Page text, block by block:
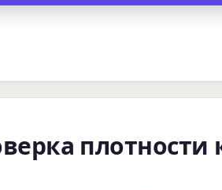
плотности